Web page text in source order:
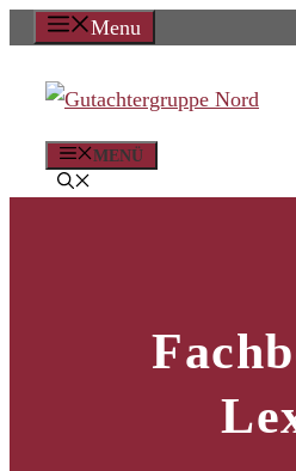
Zum
springen
Menu
MENÜ